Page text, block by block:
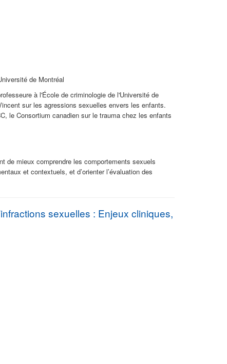
de Montréal
à l'École de criminologie de l'Université de
sur les agressions sexuelles envers les enfants.
le Consortium canadien sur le trauma chez les enfants
de mieux comprendre les comportements sexuels
et contextuels, et d’orienter l’évaluation des
sexuelles : Enjeux cliniques,